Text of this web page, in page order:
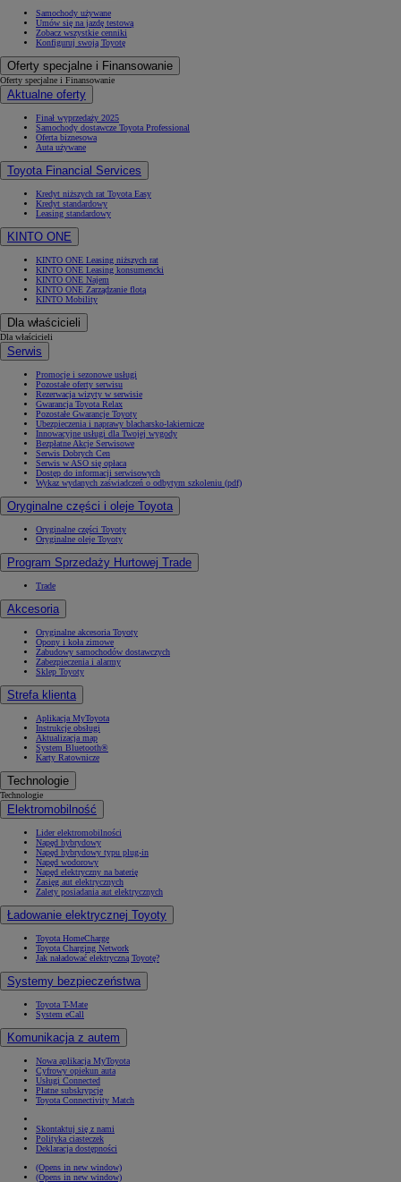
Samochody używane
Umów się na jazdę testową
Zobacz wszystkie cenniki
Konfiguruj swoją Toyotę
Oferty specjalne i Finansowanie
Oferty specjalne i Finansowanie
Aktualne oferty
Finał wyprzedaży 2025
Samochody dostawcze Toyota Professional
Oferta biznesowa
Auta używane
Toyota Financial Services
Kredyt niższych rat Toyota Easy
Kredyt standardowy
Leasing standardowy
KINTO ONE
KINTO ONE Leasing niższych rat
KINTO ONE Leasing konsumencki
KINTO ONE Najem
KINTO ONE Zarządzanie flotą
KINTO Mobility
Dla właścicieli
Dla właścicieli
Serwis
Promocje i sezonowe usługi
Pozostałe oferty serwisu
Rezerwacja wizyty w serwisie
Gwarancja Toyota Relax
Pozostałe Gwarancje Toyoty
Ubezpieczenia i naprawy blacharsko-lakiernicze
Innowacyjne usługi dla Twojej wygody
Bezpłatne Akcje Serwisowe
Serwis Dobrych Cen
Serwis w ASO się opłaca
Dostęp do informacji serwisowych
Wykaz wydanych zaświadczeń o odbytym szkoleniu (pdf)
Oryginalne części i oleje Toyota
Oryginalne części Toyoty
Oryginalne oleje Toyoty
Program Sprzedaży Hurtowej Trade
Trade
Akcesoria
Oryginalne akcesoria Toyoty
Opony i koła zimowe
Zabudowy samochodów dostawczych
Zabezpieczenia i alarmy
Sklep Toyoty
Strefa klienta
Aplikacja MyToyota
Instrukcje obsługi
Aktualizacja map
System Bluetooth®
Karty Ratownicze
Technologie
Technologie
Elektromobilność
Lider elektromobilności
Napęd hybrydowy
Napęd hybrydowy typu plug-in
Napęd wodorowy
Napęd elektryczny na baterię
Zasięg aut elektrycznych
Zalety posiadania aut elektrycznych
Ładowanie elektrycznej Toyoty
Toyota HomeCharge
Toyota Charging Network
Jak naładować elektryczną Toyotę?
Systemy bezpieczeństwa
Toyota T-Mate
System eCall
Komunikacja z autem
Nowa aplikacja MyToyota
Cyfrowy opiekun auta
Usługi Connected
Płatne subskrypcje
Toyota Connectivity Match
Skontaktuj się z nami
Polityka ciasteczek
Deklaracja dostępności
(Opens in new window)
(Opens in new window)